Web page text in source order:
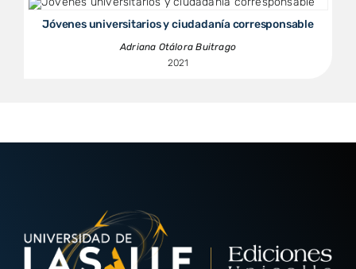
Jóvenes universitarios y ciudadanía corresponsable
Adriana Otálora Buitrago
2021